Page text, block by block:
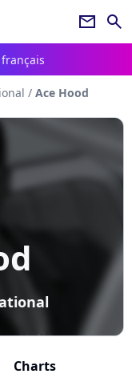
newsletter search
/ Ace Hood
Charts